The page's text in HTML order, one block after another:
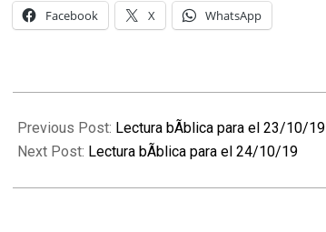
Facebook X WhatsApp
10-
23
Previous Post: Lectura bÃ­blica para el 23/10/19
Next Post: Lectura bÃ­blica para el 24/10/19